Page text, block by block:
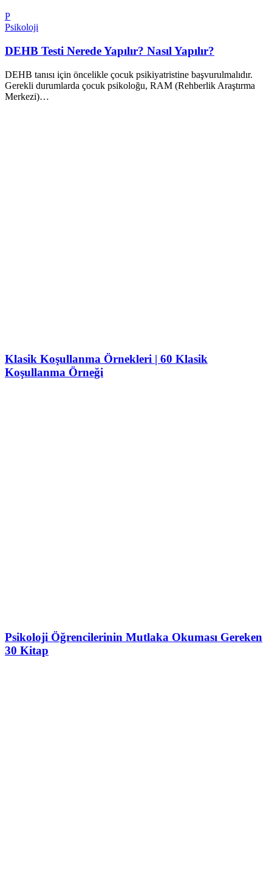
P
Psikoloji
DEHB Testi Nerede Yapılır? Nasıl Yapılır?
DEHB tanısı için öncelikle çocuk psikiyatristine başvurulmalıdır.
Gerekli durumlarda çocuk psikoloğu, RAM (Rehberlik Araştırma
Merkezi)…
Klasik Koşullanma Örnekleri | 60 Klasik
Koşullanma Örneği
Psikoloji Öğrencilerinin Mutlaka Okuması Gereken
30 Kitap